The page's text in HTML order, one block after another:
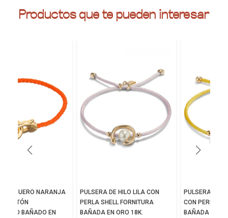
Productos que te pueden interesar
DE CUERO NARANJA
BAÑADO EN
PULSERA DE HILO LILA CON
PERLA SHELL FORNITURA
BAÑADA EN ORO 18K.
PULSERA DE
CON PERLA
BAÑADA EN